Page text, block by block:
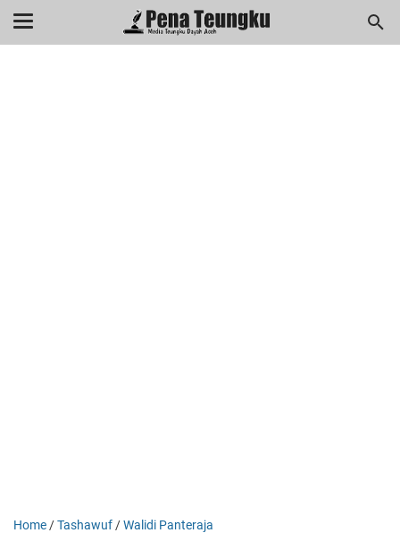
menuj
Home /Tashawuf /Walidi Panteraja